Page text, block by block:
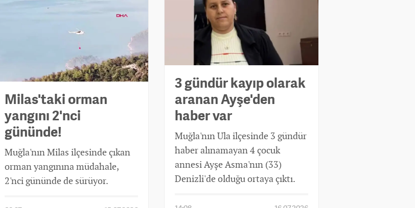
3 gündür kayıp olarak
aranan Ayşe'den
haber var
Muğla'nın Ula ilçesinde 3 gündür
haber alınamayan 4 çocuk
annesi Ayşe Asma'nın (33)
Denizli'de olduğu ortaya çıktı.
Milas'taki orman
yangını 2'nci
gününde!
Muğla'nın Milas ilçesinde çıkan
orman yangınına müdahale,
2'nci gününde de sürüyor.